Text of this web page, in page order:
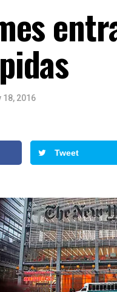
18, 2016
Tweet